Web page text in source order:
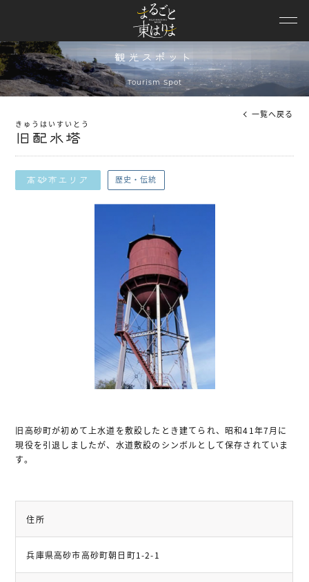
観光スポット
モデルコース
イベント
エリア情報
プライバシー・ポリシー
サイトマップ
観光スポット
Tourism Spot
きゅうはいすいとう
旧配水塔
一覧へ戻る
高砂市エリア 歴史・伝統
旧高砂町が初めて上水道を敷設したとき建てられ、昭和41年7月に
現役を引退しましたが、水道敷設のシンボルとして保存されていま
す。
住所
兵庫県高砂市高砂町朝日町1-2-1